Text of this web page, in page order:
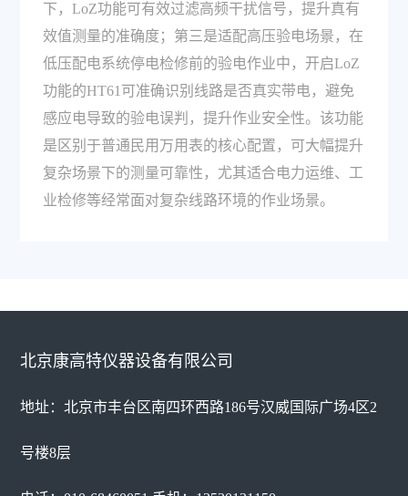
下，LoZ功能可有效过滤高频干扰信号，提升真有
效值测量的准确度；第三是适配高压验电场景，在
低压配电系统停电检修前的验电作业中，开启LoZ
功能的HT61可准确识别线路是否真实带电，避免
感应电导致的验电误判，提升作业安全性。该功能
是区别于普通民用万用表的核心配置，可大幅提升
复杂场景下的测量可靠性，尤其适合电力运维、工
业检修等经常面对复杂线路环境的作业场景。
北京康高特仪器设备有限公司
地址：北京市丰台区南四环西路186号汉威国际广场4区2
号楼8层